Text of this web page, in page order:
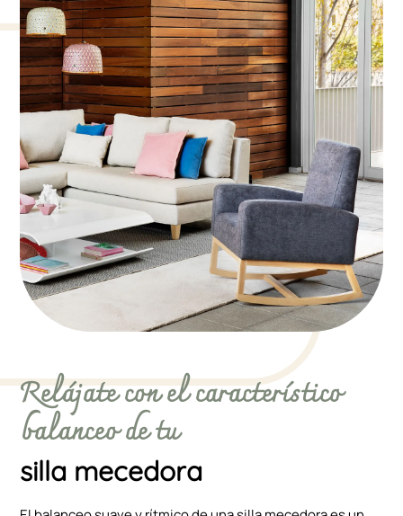
Relájate con el característico
balanceo de tu
silla mecedora